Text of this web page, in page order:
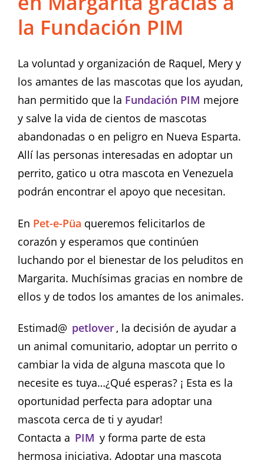
la Fundación PIM
La voluntad y organización de Raquel, Mery y
los amantes de las mascotas que los ayudan,
han permitido que la Fundación PIM mejore
y salve la vida de cientos de mascotas
abandonadas o en peligro en Nueva Esparta.
Allí las personas interesadas en adoptar un
perrito, gatico u otra mascota en Venezuela
podrán encontrar el apoyo que necesitan.
En Pet-e-Püa queremos felicitarlos de
corazón y esperamos que continúen
luchando por el bienestar de los peluditos en
Margarita. Muchísimas gracias en nombre de
ellos y de todos los amantes de los animales.
Estimad@ petlover, la decisión de ayudar a
un animal comunitario, adoptar un perrito o
cambiar la vida de alguna mascota que lo
necesite es tuya…¿Qué esperas? ¡ Esta es la
oportunidad perfecta para adoptar una
mascota cerca de ti y ayudar!
Contacta a PIM y forma parte de esta
hermosa iniciativa. Adoptar una mascota